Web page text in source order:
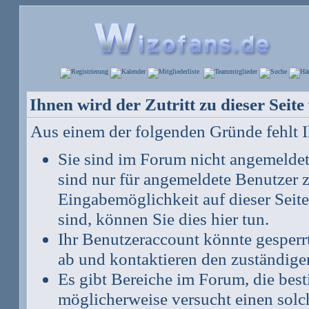
Ihnen wird der Zutritt zu dieser
Aus einem der folgenden Gründe fehlt
Sie sind im Forum nicht
sind nur für angemeldete Benutzer
Eingabemöglichkeit auf dieser
sind, können Sie dies hier tun.
Ihr Benutzeraccount könnte
ab und kontaktieren den
Es gibt Bereiche im Forum, die
möglicherweise versucht einen